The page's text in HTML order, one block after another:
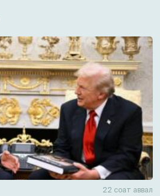
22 соат аввал